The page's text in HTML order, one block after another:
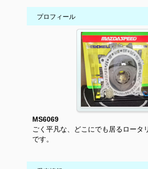
プロフィール
MS6069
ごく平凡な、どこにでも居るロータ
です。